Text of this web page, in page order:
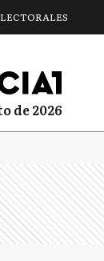
de 2026